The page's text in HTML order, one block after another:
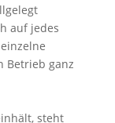
auf jedes
Betrieb ganz
steht